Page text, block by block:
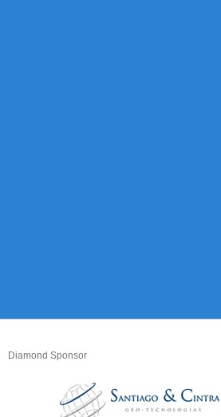
Diamond Sponsor